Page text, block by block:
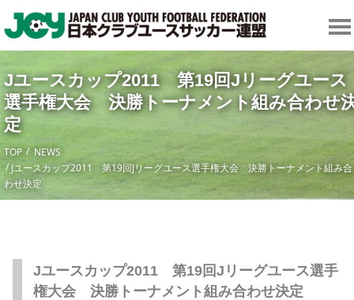
Jユースカップ2011 第19回Jリーグユース
選手権大会 決勝トーナメント組み合わせ
定
TOP
NEWS
Jユースカップ2011 第19回Jリーグユース選手権大会 決勝トーナメント組み合
わせ決定
Jユースカップ2011 第19回Jリーグユース選手
権大会 決勝トーナメント組み合わせ決定